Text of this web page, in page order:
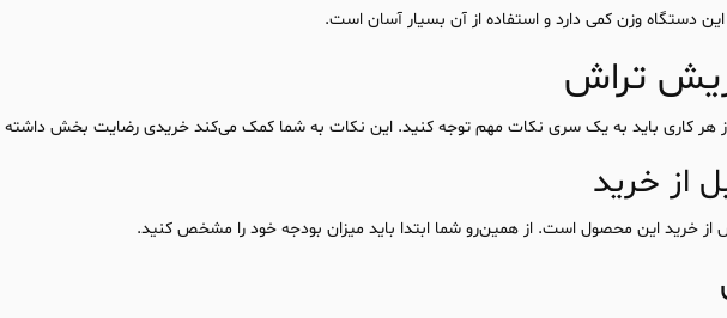
دستگاه وزن کمی دارد و استفاده از آن بسیار آسان است.
تراش
هر کاری باید به یک سری نکات مهم توجه کنید. این نکات به شما کمک می‌کند خریدی رضایت بخش داشته
از خرید
این محصول است. از همین‌رو شما ابتدا باید میزان بودجه خود را مشخص کنید.